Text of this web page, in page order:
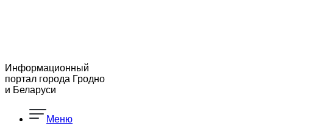
Информационный
портал города Гродно
и Беларуси
Меню